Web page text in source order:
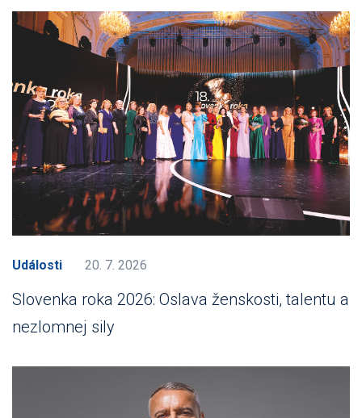
Události 20. 7. 2026
Slovenka roka 2026: Oslava ženskosti, talentu a
nezlomnej sily